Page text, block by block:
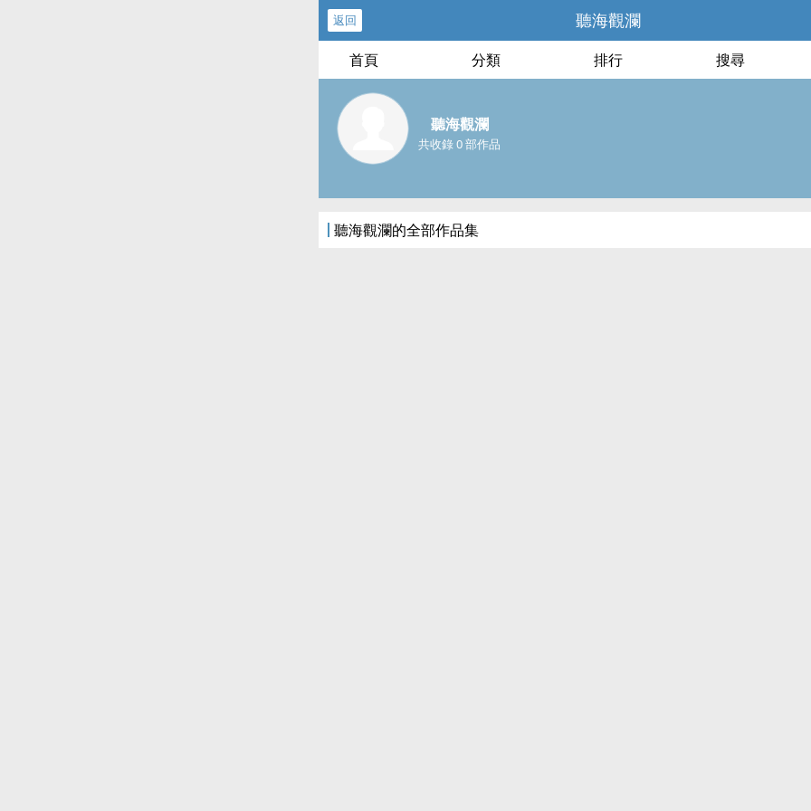
返回 聽海觀瀾
首頁 分類 排行 搜尋
聽海觀瀾
共收錄 0 部作品
聽海觀瀾的全部作品集